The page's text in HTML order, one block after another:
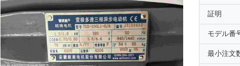
証明
モデル番
最小注文